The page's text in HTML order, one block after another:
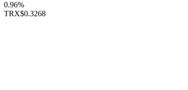
0.96%
TRX$0.3268